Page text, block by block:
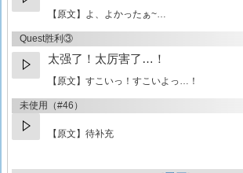
【原文】 よ、よかったぁ~…
Quest胜利③
太强了！太厉害了…！
【原文】 すこいっ！すこいよっ…！
未使用（#46）
【原文】待补充